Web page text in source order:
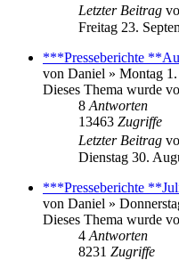
Letzter Beitrag
Freitag 23.
***Presseberichte
von Daniel » Montag
Dieses Thema wurde
8 Antworten
13463 Zugriffe
Letzter Beitrag
Dienstag 30.
***Presseberichte
von Daniel »
Dieses Thema wurde
4 Antworten
8231 Zugriffe